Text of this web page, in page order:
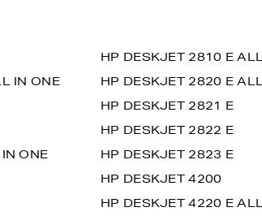
IN ONE
ONE
HP DESKJET 2810 E
HP DESKJET 2820 E
HP DESKJET 2821 E
HP DESKJET 2822 E
HP DESKJET 2823 E
HP DESKJET 4200
HP DESKJET 4220 E